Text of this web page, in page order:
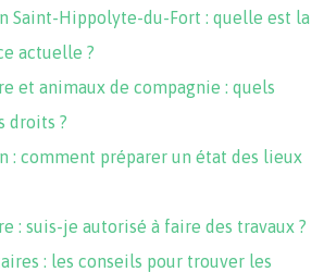
Saint-Hippolyte-du-Fort : quelle est la
actuelle ?
et animaux de compagnie : quels
droits ?
: comment préparer un état des lieux
: suis-je autorisé à faire des travaux ?
: les conseils pour trouver les